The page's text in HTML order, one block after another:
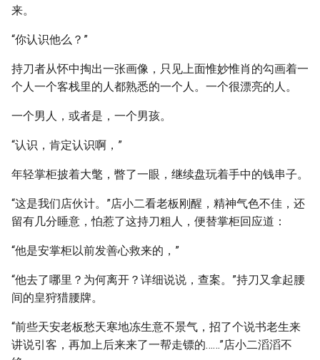
来。
“你认识他么？”
持刀者从怀中掏出一张画像，只见上面惟妙惟肖的勾画着一
个人一个客栈里的人都熟悉的一个人。一个很漂亮的人。
一个男人，或者是，一个男孩。
“认识，肯定认识啊，”
年轻掌柜披着大氅，瞥了一眼，继续盘玩着手中的钱串子。
“这是我们店伙计。”店小二看老板刚醒，精神气色不佳，还
留有几分睡意，怕惹了这持刀粗人，便替掌柜回应道：
“他是安掌柜以前发善心救来的，”
“他去了哪里？为何离开？详细说说，查案。”持刀又拿起腰
间的皇狩猎腰牌。
“前些天安老板愁天寒地冻生意不景气，招了个说书老生来
讲说引客，再加上后来来了一帮走镖的……”店小二滔滔不